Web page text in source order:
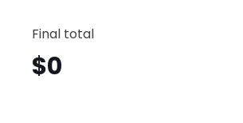
Final total
$0